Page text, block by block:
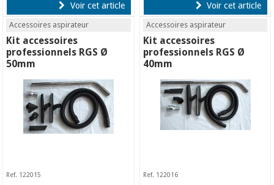
Voir cet article Voir cet article
Accessoires aspirateur
Kit accessoires
professionnels RGS Ø
50mm
Ref. 122015
Accessoires aspirateur
Kit accessoires
professionnels RGS Ø
40mm
Ref. 122016